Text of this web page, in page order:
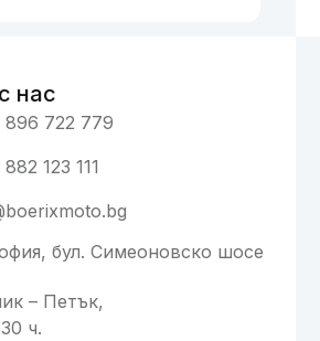
нас
896 722 779
123 111
бул. Симеоновско шосе
– Петък,
ч.